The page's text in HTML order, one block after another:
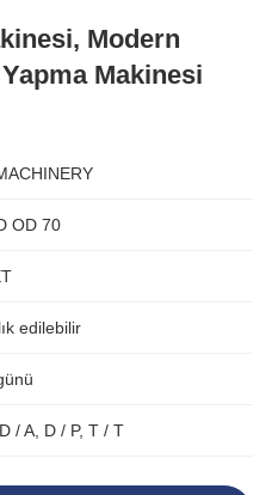
Modern
Makinesi
OD 70
edilebilir
/ A, D / P, T / T